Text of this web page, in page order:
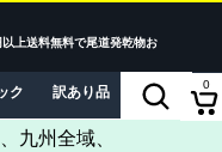
上送料無料で尾道発乾物お
ク 訳あり品 当店につい
0
九州全域、